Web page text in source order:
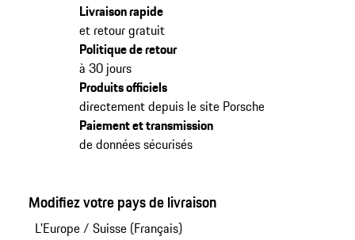
Livraison rapide
et retour gratuit
Politique de retour
à 30 jours
Produits officiels
directement depuis le site Porsche
Paiement et transmission
de données sécurisés
Modifiez votre pays de livraison
L'Europe/ Suisse (Français)